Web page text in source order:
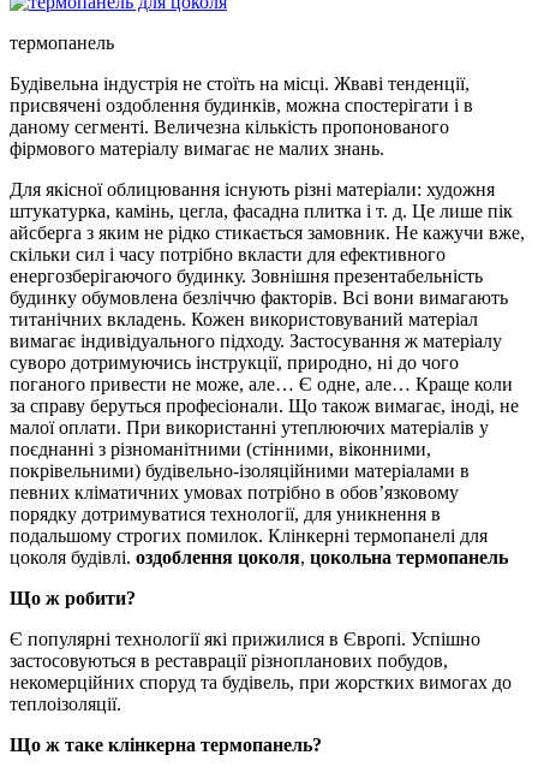
термопанель
Будівельна індустрія не стоїть на місці. Жваві тенденції,
присвячені оздоблення будинків, можна спостерігати і в
даному сегменті. Величезна кількість пропонованого
фірмового матеріалу вимагає не малих знань.
Для якісної облицювання існують різні матеріали: художня
штукатурка, камінь, цегла, фасадна плитка і т. д. Це лише пік
айсберга з яким не рідко стикається замовник. Не кажучи вже,
скільки сил і часу потрібно вкласти для ефективного
енергозберігаючого будинку. Зовнішня презентабельність
будинку обумовлена безліччю факторів. Всі вони вимагають
титанічних вкладень. Кожен використовуваний матеріал
вимагає індивідуального підходу. Застосування ж матеріалу
суворо дотримуючись інструкції, природно, ні до чого
поганого привести не може, але… Є одне, але… Краще коли
за справу беруться професіонали. Що також вимагає, іноді, не
малої оплати. При використанні утеплюючих матеріалів у
поєднанні з різноманітними (стінними, віконними,
покрівельними) будівельно-ізоляційними матеріалами в
певних кліматичних умовах потрібно в обов’язковому
порядку дотримуватися технології, для уникнення в
подальшому строгих помилок. Клінкерні термопанелі для
цоколя будівлі. оздоблення цоколя, цокольна термопанель
Що ж робити?
Є популярні технології які прижилися в Європі. Успішно
застосовуються в реставрації різнопланових побудов,
некомерційних споруд та будівель, при жорстких вимогах до
теплоізоляції.
Що ж таке клінкерна термопанель?